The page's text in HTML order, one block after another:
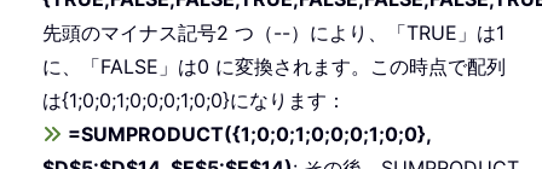
先頭のマイナス記号2 つ（--）により、「TRUE」は1
に、「FALSE」は0 に変換されます。この時点で配列
は{1;0;0;1;0;0;0;1;0;0}になります：
=SUMPRODUCT({1;0;0;1;0;0;0;1;0;0},